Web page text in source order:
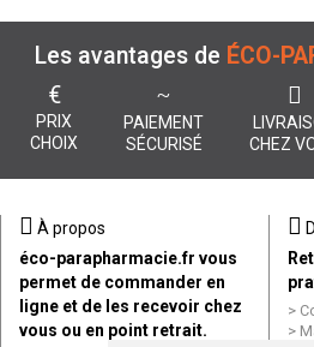
Les avantages de ÉCO-
€
PRIX
CHOIX
PAIEMENT
SÉCURISÉ
CHEZ
À propos
éco-parapharmacie.fr vous
permet de commander en
ligne et de les recevoir chez
vous ou en point retrait.